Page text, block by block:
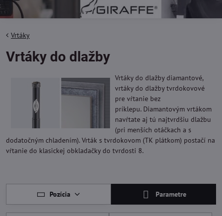
Vrtáky
Vrtáky do dlažby
Vrtáky do dlažby diamantové,
vrtáky do dlažby tvrdokovové
pre vŕtanie bez
príklepu. Diamantovým vrtákom
navŕtate aj tú najtvrdšiu dlažbu
(pri menších otáčkach a s
dodatočným chladením). Vrták s tvrdokovom (TK plátkom) postačí na
vŕtanie do klasickej obkladačky do tvrdosti 8.
Pozícia Parametre